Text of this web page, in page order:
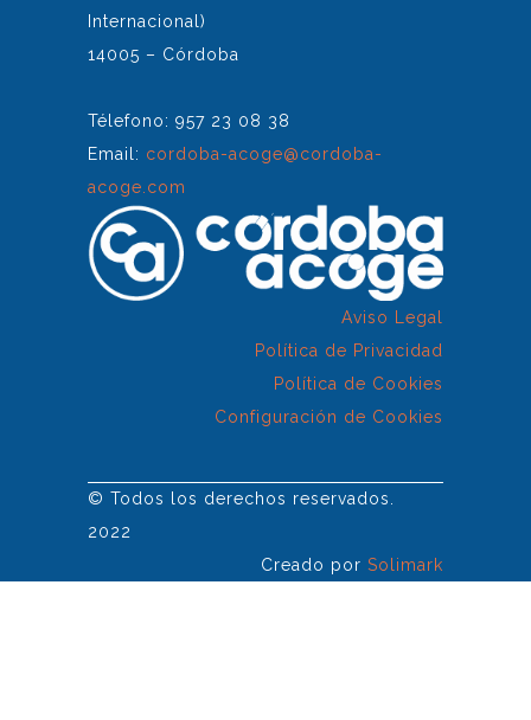
Internacional)
14005 – Córdoba
Télefono: 957 23 08 38
Email: cordoba-acoge@cordoba-
acoge.com
Aviso Legal
Política de Privacidad
Política de Cookies
Configuración de Cookies
© Todos los derechos reservados.
2022
Creado por Solimark